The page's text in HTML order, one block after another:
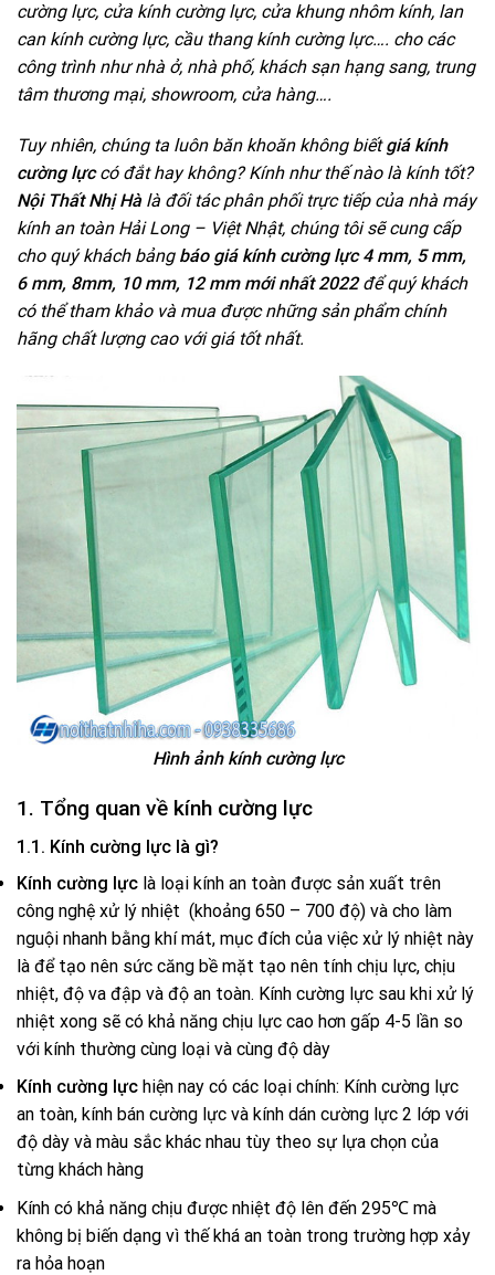
cường lực, cửa kính cường lực, cửa khung nhôm kính, lan
can kính cường lực, cầu thang kính cường lực…. cho các
công trình như nhà ở, nhà phố, khách sạn hạng sang, trung
tâm thương mại, showroom, cửa hàng….
Tuy nhiên, chúng ta luôn băn khoăn không biếtgiá kính
cường lựccó đắt hay không? Kính như thế nào là kính tốt?
Nội Thất Nhị Hà là đối tác phân phối trực tiếp của nhà máy
kính an toàn Hải Long – Việt Nhật, chúng tôi sẽ cung cấp
cho quý khách bảng báo giá kính cường lực 4 mm, 5 mm,
6 mm, 8mm, 10 mm, 12 mm mới nhất 2022để quý khách
có thể tham khảo và mua được những sản phẩm chính
hãng chất lượng cao với giá tốt nhất.
Hình ảnh kính cường lực
1. Tổng quan về kính cường lực
1.1. Kính cường lực là gì?
Kính cường lực là loại kính an toàn được sản xuất trên
công nghệ xử lý nhiệt (khoảng 650 – 700 độ) và cho làm
nguội nhanh bằng khí mát, mục đích của việc xử lý nhiệt này
là để tạo nên sức căng bề mặt tạo nên tính chịu lực, chịu
nhiệt, độ va đập và độ an toàn. Kính cường lực sau khi xử lý
nhiệt xong sẽ có khả năng chịu lực cao hơn gấp 4-5 lần so
với kính thường cùng loại và cùng độ dày
Kính cường lực hiện nay có các loại chính: Kính cường lực
an toàn, kính bán cường lực và kính dán cường lực 2 lớp với
độ dày và màu sắc khác nhau tùy theo sự lựa chọn của
từng khách hàng
Kính có khả năng chịu được nhiệt độ lên đến 295℃ mà
không bị biến dạng vì thế khá an toàn trong trường hợp xảy
ra hỏa hoạn